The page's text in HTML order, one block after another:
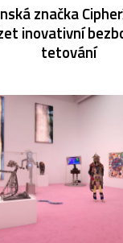
značka
inovativní
tetování